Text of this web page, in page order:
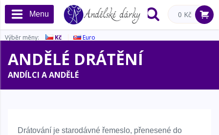
Výběr měny: Kč Euro
0 Kč
Menu
ANDĚLÉ DRÁTĚNÍ
ANDÍLCI A ANDĚLÉ
Drátování je starodávné řemeslo, přenesené do